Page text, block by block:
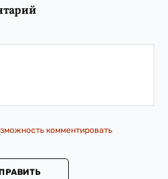
комментировать